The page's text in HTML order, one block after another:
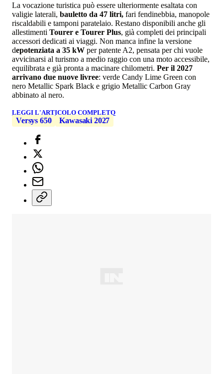
La vocazione turistica può essere ulteriormente esaltata con
valigie laterali, bauletto da 47 litri, fari fendinebbia, manopole
riscaldabili e tamponi paratelaio. Restano disponibili anche gli
allestimenti Tourer e Tourer Plus, già completi dei principali
accessori dedicati ai viaggi. Non manca infine la versione
depotenziata a 35 kW per patente A2, pensata per chi vuole
avvicinarsi al turismo a medio raggio con una moto accessibile,
equilibrata e già pronta a macinare chilometri. Per il 2027
arrivano due nuove livree: verde Candy Lime Green con
nero Metallic Spark Black e grigio Metallic Carbon Gray
abbinato al nero.
LEGGI L'ARTICOLO COMPLETO
Versys 650 Kawasaki 2027